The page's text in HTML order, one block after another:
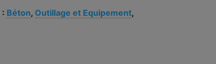
: Béton, Outillage et Equipement,